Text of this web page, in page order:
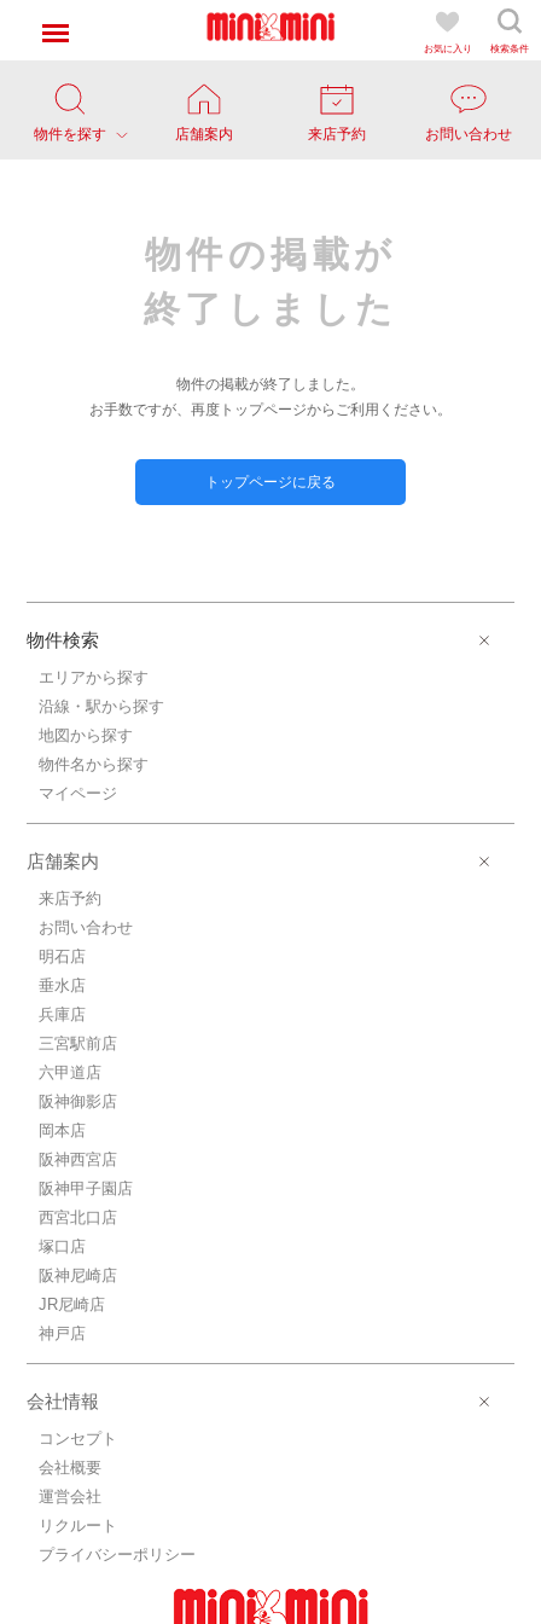
お気に入り 検索条件
物件を探す 店舗案内 来店予約 お問い合わせ
物件の掲載が
終了しました
物件の掲載が終了しました。
お手数ですが、再度トップページからご利用ください。
トップページに戻る
物件検索
エリアから探す
沿線・駅から探す
地図から探す
物件名から探す
マイページ
店舗案内
来店予約
お問い合わせ
明石店
垂水店
兵庫店
三宮駅前店
六甲道店
阪神御影店
岡本店
阪神西宮店
阪神甲子園店
西宮北口店
塚口店
阪神尼崎店
JR尼崎店
神戸店
会社情報
コンセプト
会社概要
運営会社
リクルート
プライバシーポリシー